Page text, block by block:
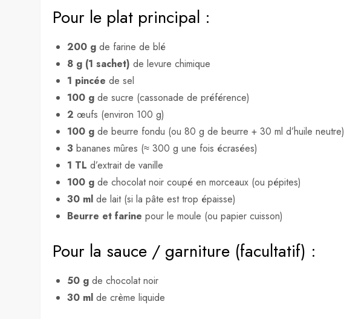
Pour le plat principal :
200 g de farine de blé
8 g (1 sachet) de levure chimique
1 pincée de sel
100 g de sucre (cassonade de préférence)
2 œufs (environ 100 g)
100 g de beurre fondu (ou 80 g de beurre + 30 ml d’huile neutre)
3 bananes mûres (≈ 300 g une fois écrasées)
1 TL d’extrait de vanille
100 g de chocolat noir coupé en morceaux (ou pépites)
30 ml de lait (si la pâte est trop épaisse)
Beurre et farine pour le moule (ou papier cuisson)
Pour la sauce / garniture (facultatif) :
50 g de chocolat noir
30 ml de crème liquide